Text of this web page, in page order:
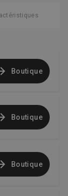
Boutique
Boutique
Boutique